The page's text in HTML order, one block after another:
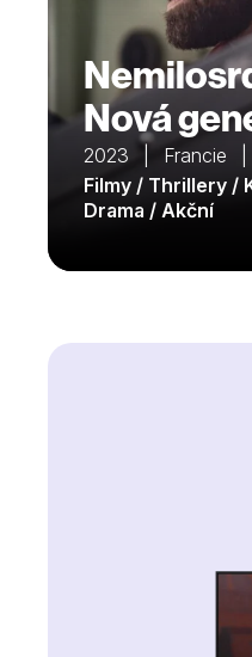
Nová
2023 | Francie |
Filmy / Thrillery /
Drama / Akční